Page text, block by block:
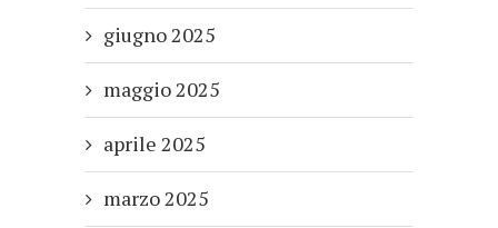
giugno 2025
maggio 2025
aprile 2025
marzo 2025